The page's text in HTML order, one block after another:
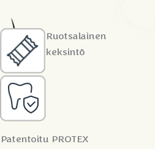
Ruotsalainen
keksintö
Patentoitu PROTEX